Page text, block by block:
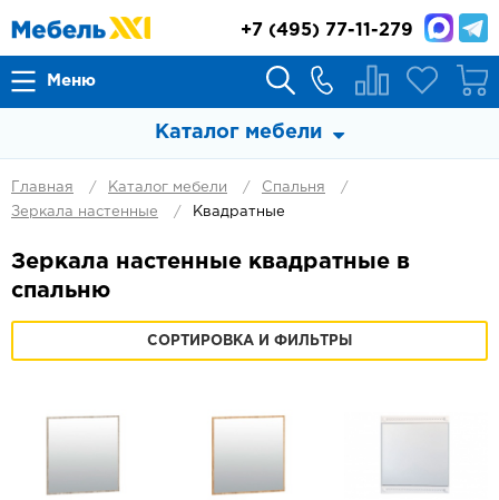
Меню
+7 (495) 77-11-279
Каталог мебели
Главная Каталог мебели
Спальня
Зеркала настенные
Квадратные
Зеркала настенные квадратные в
спальню
СОРТИРОВКА И ФИЛЬТРЫ